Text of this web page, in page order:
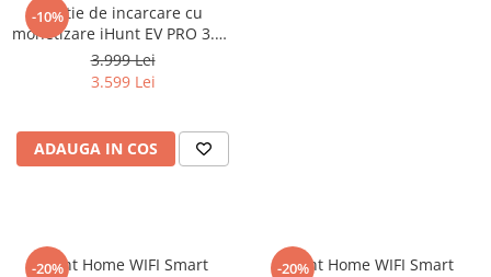
-10%
Statie de incarcare cu
monetizare iHunt EV PRO 3.5 -
22 kW putere reglabila, AC,
Type 2
3.999 Lei
3.599 Lei
ADAUGA IN COS
-20%
iHunt Home WIFI Smart
-20%
iHunt Home WIFI Smart